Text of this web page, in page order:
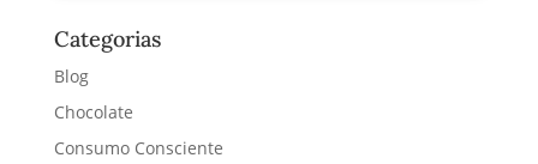
Categorias
Blog
Chocolate
Consumo Consciente